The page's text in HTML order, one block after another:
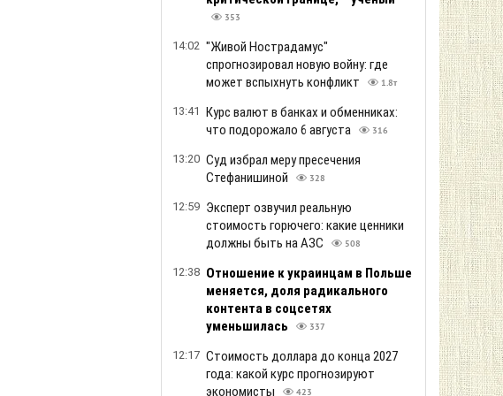
353
14:02 "Живой Нострадамус"
спрогнозировал новую войну: где
может вспыхнуть конфликт
1.8т
13:41 Курс валют в банках и обменниках:
что подорожало 6 августа
316
13:20 Суд избрал меру пресечения
Стефанишиной
328
12:59 Эксперт озвучил реальную
стоимость горючего: какие ценники
должны быть на АЗС
508
12:38 Отношение к украинцам в Польше
меняется, доля радикального
контента в соцсетях
уменьшилась
337
12:17 Стоимость доллара до конца 2027
года: какой курс прогнозируют
экономисты
423